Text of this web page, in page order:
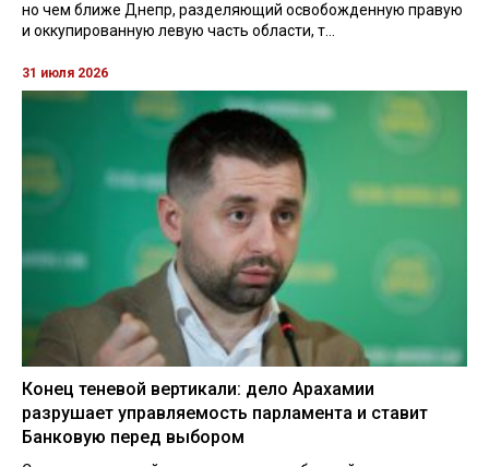
но чем ближе Днепр, разделяющий освобожденную правую
и оккупированную левую часть области, т...
31 июля 2026
Конец теневой вертикали: дело Арахамии
разрушает управляемость парламента и ставит
Банковую перед выбором